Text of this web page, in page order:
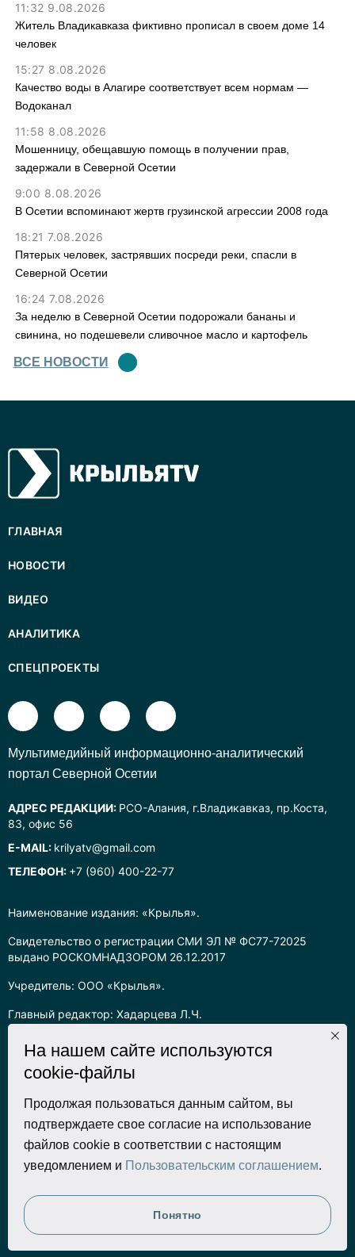
11:32 9.08.2026
Житель Владикавказа фиктивно прописал в своем доме 14
человек
15:27 8.08.2026
Качество воды в Алагире соответствует всем нормам —
Водоканал
11:58 8.08.2026
Мошенницу, обещавшую помощь в получении прав,
задержали в Северной Осетии
9:00 8.08.2026
В Осетии вспоминают жертв грузинской агрессии 2008 года
18:21 7.08.2026
Пятерых человек, застрявших посреди реки, спасли в
Северной Осетии
16:24 7.08.2026
За неделю в Северной Осетии подорожали бананы и
свинина, но подешевели сливочное масло и картофель
ВСЕ НОВОСТИ
Наименование издания: «Крылья».
Свидетельство о регистрации СМИ ЭЛ № ФС77-72025
выдано РОСКОМНАДЗОРОМ 26.12.2017
Учредитель: ООО «Крылья».
Главный редактор: Хадарцева Л.Ч.
Информация на сайте предназначена для лиц старше 16 лет.
Все права на любые материалы, опубликованные на сайте,
защищены в соответствии с российским законодательством
об интеллектуальной собственности. Любое использование
текстовых, фото, аудио и видеоматериалов возможно только
с согласия правообладателя (ООО «Крылья») и при строгом
наличии ссылки на ресурс. Для сетевых ресурсов –
гиперссылка.
Разработка сайта
ГЛАВНАЯ
НОВОСТИ
ВИДЕО
АНАЛИТИКА
СПЕЦПРОЕКТЫ
Mультимедийный информационно-аналитический
портал Северной Осетии
АДРЕС РЕДАКЦИИ: РСО-Алания, г.Владикавказ, пр.Коста,
83, офис 56
E-MAIL: krilyatv@gmail.com
ТЕЛЕФОН: +7 (960) 400-22-77
На нашем сайте используются
cookie-файлы
Продолжая пользоваться данным сайтом, вы
подтверждаете свое согласие на использование
файлов cookie в соответствии с настоящим
уведомлением и Пользовательским соглашением.
Понятно